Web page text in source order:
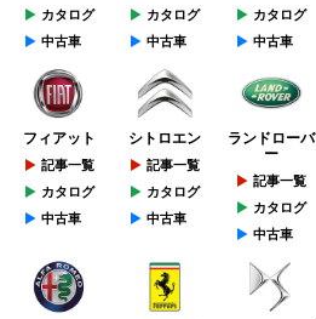
カタログ
中古車
カタログ
中古車
カタログ
中古車
フィアット
記事一覧
カタログ
中古車
シトロエン
記事一覧
カタログ
中古車
ランドローバ
ー
記事一覧
カタログ
中古車